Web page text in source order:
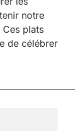
notre
Ces plats
de célébrer